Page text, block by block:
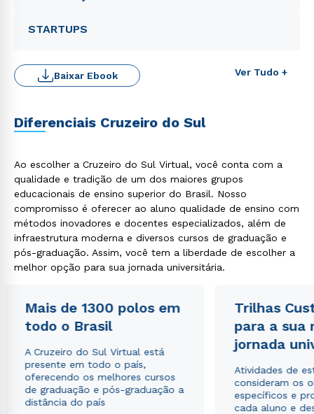
STARTUPS
Ver Tudo +
Baixar Ebook
Diferenciais Cruzeiro do Sul
Ao escolher a Cruzeiro do Sul Virtual, você conta com a
qualidade e tradição de um dos maiores grupos
educacionais de ensino superior do Brasil. Nosso
compromisso é oferecer ao aluno qualidade de ensino com
métodos inovadores e docentes especializados, além de
infraestrutura moderna e diversos cursos de graduação e
pós-graduação. Assim, você tem a liberdade de escolher a
melhor opção para sua jornada universitária.
Mais de 1300 polos em
todo o Brasil
A Cruzeiro do Sul Virtual está
presente em todo o país,
oferecendo os melhores cursos
de graduação e pós-graduação a
distância do país
Trilhas
para a sua
jornada
Atividades de
consideram os
específicos e
cada aluno e
ou
envio de conteúdos da Cruzeiro do Sul.